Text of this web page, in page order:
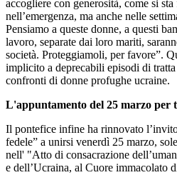
accogliere con generosità, come si
nell’emergenza, ma anche nelle
Pensiamo a queste donne, a questi
lavoro, separate dai loro mariti,
società. Proteggiamoli, per favore”.
implicito a deprecabili episodi di
confronti di donne profughe ucraine.
L'appuntamento del 25 marzo per
Il pontefice infine ha rinnovato
fedele” a unirsi venerdì 25 marzo,
nell' "Atto di consacrazione
e dell’Ucraina, al Cuore immacolato